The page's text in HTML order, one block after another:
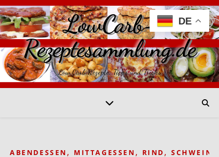
LowCarb-
Rezeptesammlung.de
Low Carb Rezepte, Tipps und Tricks
ABENDESSEN , MITTAGESSEN , RIND ,SCHWEIN
DE